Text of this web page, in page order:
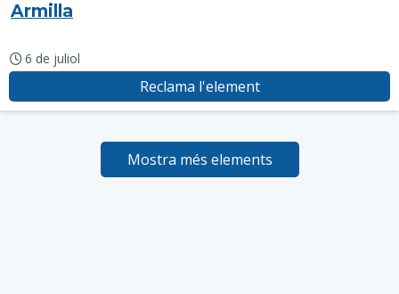
Armilla
6 de juliol
Reclama l'element
Mostra més elements